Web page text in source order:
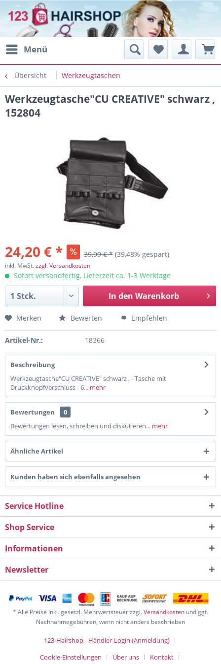
Menü
Übersicht Werkzeugtaschen
Werkzeugtasche"CU CREATIVE" schwarz ,
152804
24,20 € * 39,99 € * (39,48% gespart)
inkl. MwSt.zzgl. Versandkosten
Sofort versandfertig, Lieferzeit ca. 1-3 Werktage
In den Warenkorb
Merken Bewerten Empfehlen
Artikel-Nr.: 18366
Beschreibung
Werkzeugtasche"CU CREATIVE" schwarz , - Tasche mit
Druckknopfverschluss - 6... mehr
Bewertungen
0
Bewertungen lesen, schreiben und diskutieren... mehr
Ähnliche Artikel
Kunden haben sich ebenfalls angesehen
Service Hotline
Shop Service
Informationen
Newsletter
* Alle Preise inkl. gesetzl. Mehrwertsteuer zzgl.Versandkosten und ggf.
Nachnahmegebühren, wenn nicht anders beschrieben
123-Hairshop - Händler-Login (Anmeldung)
Cookie-Einstellungen
Über uns Kontakt